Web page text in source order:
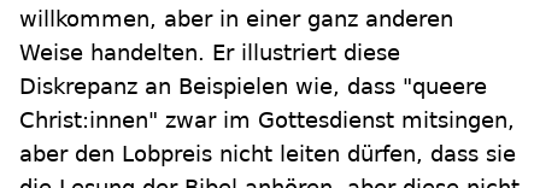
willkommen, aber in einer ganz anderen
Weise handelten. Er illustriert diese
Diskrepanz an Beispielen wie, dass "queere
Christ:innen" zwar im Gottesdienst mitsingen,
aber den Lobpreis nicht leiten dürfen, dass sie